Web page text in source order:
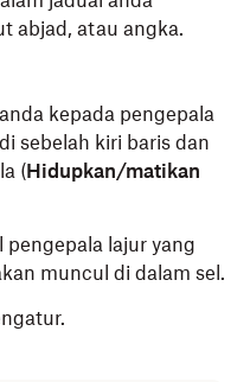
abjad, atau angka.
kepada pengepala
sebelah kiri baris dan
(Hidupkan/matikan
pengepala lajur yang
muncul di dalam sel.